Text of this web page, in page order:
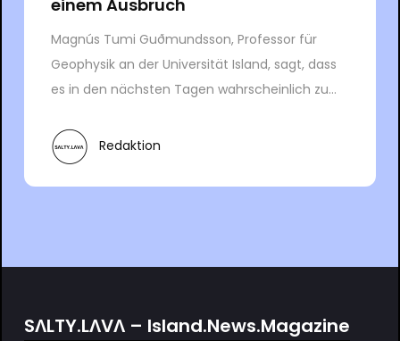
einem Ausbruch
Magnús Tumi Guðmundsson, Professor für
Geophysik an der Universität Island, sagt, dass
es in den nächsten Tagen wahrscheinlich zu...
Redaktion
SΛLTY.LΛVΛ – Island.News.Magazine